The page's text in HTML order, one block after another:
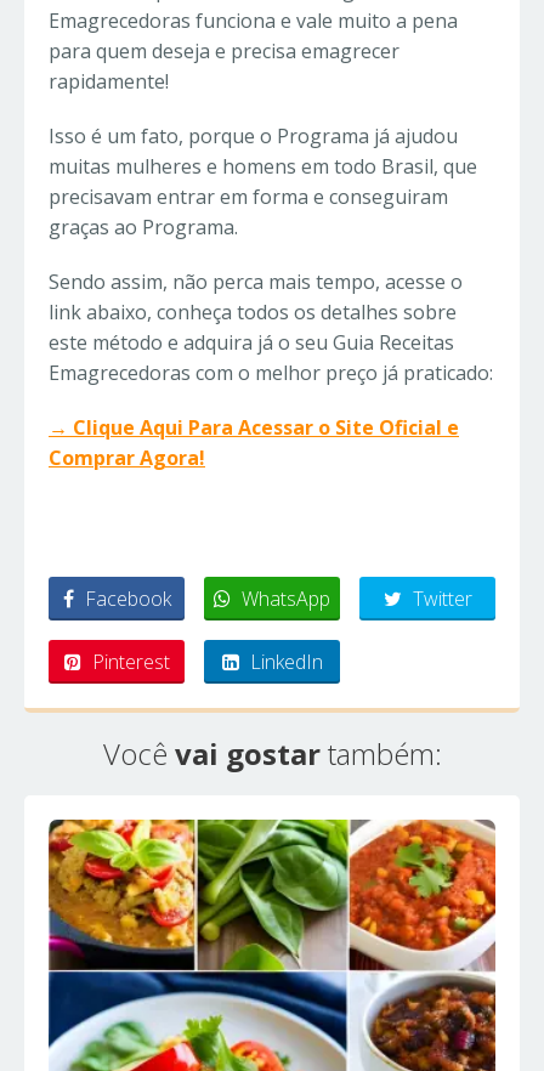
Emagrecedoras funciona e vale muito a pena
para quem deseja e precisa emagrecer
rapidamente!
Isso é um fato, porque o Programa já ajudou
muitas mulheres e homens em todo Brasil, que
precisavam entrar em forma e conseguiram
graças ao Programa.
Sendo assim, não perca mais tempo, acesse o
link abaixo, conheça todos os detalhes sobre
este método e adquira já o seu Guia Receitas
Emagrecedoras com o melhor preço já praticado:
→ Clique Aqui Para Acessar o Site Oficial e
Comprar Agora!
Facebook WhatsApp Twitter
Pinterest LinkedIn
Você vai gostartambém: